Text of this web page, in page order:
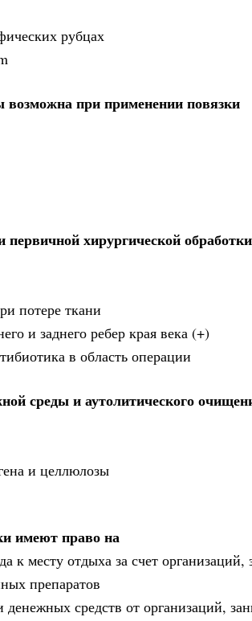
рубцах
при применении повязки
хирургической
потере ткани
и заднего ребер края века (+)
в область операции
среды и аутолитического
и целлюлозы
имеют право на
к месту отдыха за счет
препаратов
денежных средств от организаций,